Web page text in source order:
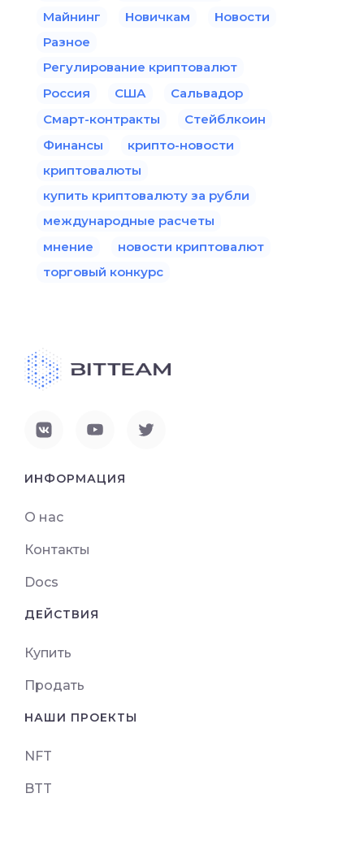
Майнинг
Новичкам
Новости
Разное
Регулирование криптовалют
Россия
США
Сальвадор
Смарт-контракты
Стейблкоин
Финансы
крипто-новости
криптовалюты
купить криптовалюту за рубли
международные расчеты
мнение
новости криптовалют
торговый конкурс
ИНФОРМАЦИЯ
О нас
Контакты
Docs
ДЕЙСТВИЯ
Купить
Продать
НАШИ ПРОЕКТЫ
NFT
BTT